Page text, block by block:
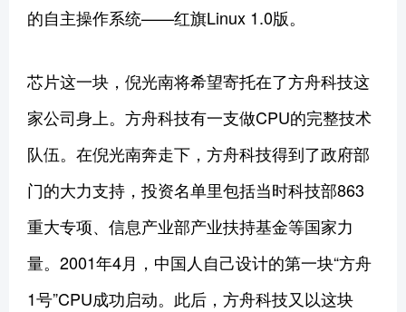
的自主操作系统——红旗Linux 1.0版。
芯片这一块，倪光南将希望寄托在了方舟科技这
家公司身上。方舟科技有一支做CPU的完整技术
队伍。在倪光南奔走下，方舟科技得到了政府部
门的大力支持，投资名单里包括当时科技部863
重大专项、信息产业部产业扶持基金等国家力
量。2001年4月，中国人自己设计的第一块“方舟
1号”CPU成功启动。此后，方舟科技又以这块